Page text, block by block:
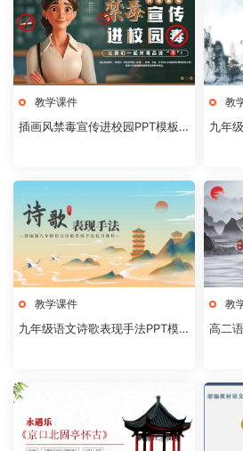
教学课件
插画风禁毒宣传进校园PPT模板2
教
九年
教学课件
九年级语文诗歌表现手法PPT模
教
高二